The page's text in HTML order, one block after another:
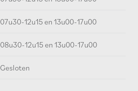
07u30-12u15 en 13u00-17u00
08u30-12u15 en 13u00-17u00
Gesloten